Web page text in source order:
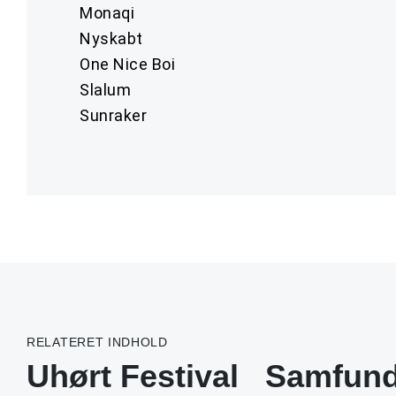
Monaqi
Nyskabt
One Nice Boi
Slalum
Sunraker
RELATERET INDHOLD
Uhørt Festival